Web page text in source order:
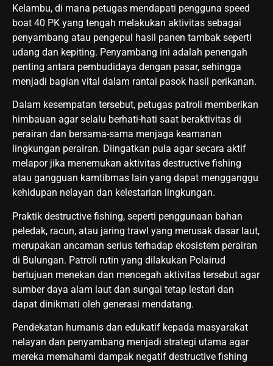
Kelambu, di mana petugas mendapati pengguna speed
boat 40 PK yang tengah melakukan aktivitas sebagai
penyambang atau pengepul hasil panen tambak seperti
udang dan kepiting. Penyambang ini adalah penengah
penting antara pembudidaya dengan pasar, sehingga
menjadi bagian vital dalam rantai pasok hasil perikanan.
Dalam kesempatan tersebut, petugas patroli memberikan
himbauan agar selalu berhati-hati saat beraktivitas di
perairan dan bersama-sama menjaga keamanan
lingkungan perairan. Diingatkan pula agar secara aktif
melapor jika menemukan aktivitas destructive fishing
atau gangguan kamtibmas lain yang dapat mengganggu
kehidupan nelayan dan kelestarian lingkungan.
Praktik destructive fishing, seperti penggunaan bahan
peledak, racun, atau jaring trawl yang merusak dasar laut,
merupakan ancaman serius terhadap ekosistem perairan
di Bulungan. Patroli rutin yang dilakukan Polairud
bertujuan menekan dan mencegah aktivitas tersebut agar
sumber daya alam laut dan sungai tetap lestari dan
dapat dinikmati oleh generasi mendatang.
Pendekatan humanis dan edukatif kepada masyarakat
nelayan dan penyambang menjadi strategi utama agar
mereka memahami dampak negatif destructive fishing